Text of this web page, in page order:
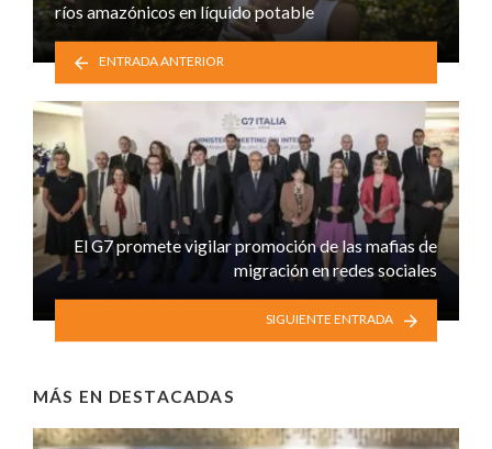
ríos amazónicos en líquido potable
ENTRADA ANTERIOR
El G7 promete vigilar promoción de las mafias de
migración en redes sociales
SIGUIENTE ENTRADA
MÁS EN DESTACADAS